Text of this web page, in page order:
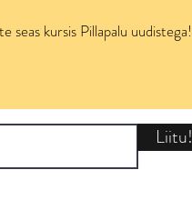
seas kursis Pillapalu uudistega!
Liitu!